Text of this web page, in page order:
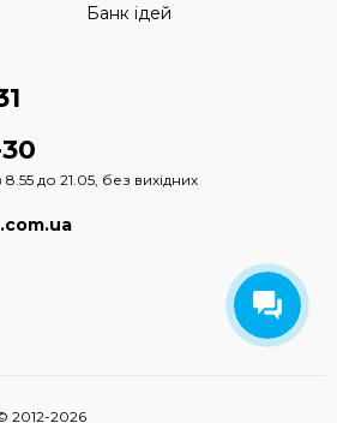
Банк ідей
до 21.05, без вихідних
2012-2026